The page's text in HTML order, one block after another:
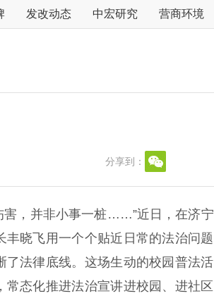
发改动态 中宏研究 营商环境
分享到：
，并非小事一桩……”近日，在济
晓飞用一个个贴近日常的法治问
法律底线。这场生动的校园普法活
态化推进法治宣讲进校园、进社